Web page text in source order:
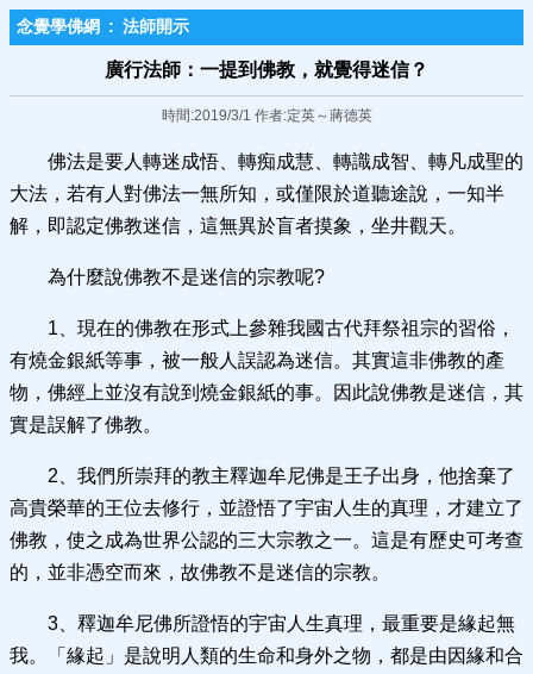
念覺學佛網 : 法師開示
廣行法師：一提到佛教，就覺得迷信？
時間:2019/3/1 作者:定英～蔣德英
佛法是要人轉迷成悟、轉痴成慧、轉識成智、轉凡成聖的
大法，若有人對佛法一無所知，或僅限於道聽途說，一知半
解，即認定佛教迷信，這無異於盲者摸象，坐井觀天。
為什麼說佛教不是迷信的宗教呢?
1、現在的佛教在形式上參雜我國古代拜祭祖宗的習俗，
有燒金銀紙等事，被一般人誤認為迷信。其實這非佛教的產
物，佛經上並沒有說到燒金銀紙的事。因此說佛教是迷信，其
實是誤解了佛教。
2、我們所崇拜的教主釋迦牟尼佛是王子出身，他捨棄了
高貴榮華的王位去修行，並證悟了宇宙人生的真理，才建立了
佛教，使之成為世界公認的三大宗教之一。這是有歷史可考查
的，並非憑空而來，故佛教不是迷信的宗教。
3、釋迦牟尼佛所證悟的宇宙人生真理，最重要是緣起無
我。「緣起」是說明人類的生命和身外之物，都是由因緣和合